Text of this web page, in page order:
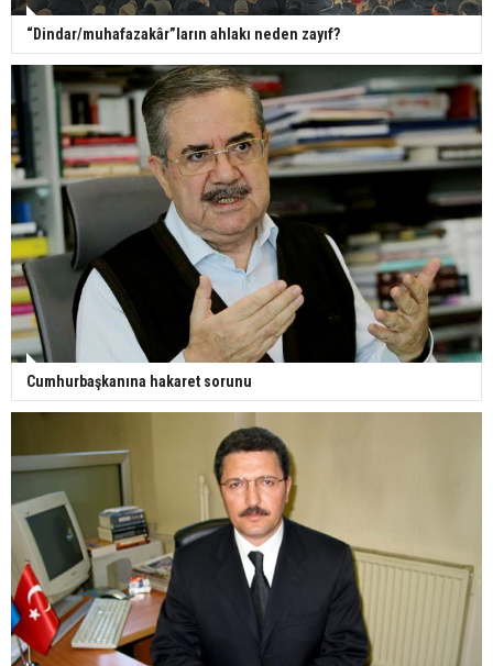
“Dindar/muhafazakâr”ların ahlakı neden zayıf?
Cumhurbaşkanına hakaret sorunu